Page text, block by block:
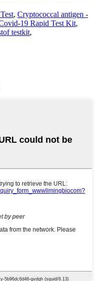
, Cryptococcal antigen -
19 Rapid Test Kit,
testkit,